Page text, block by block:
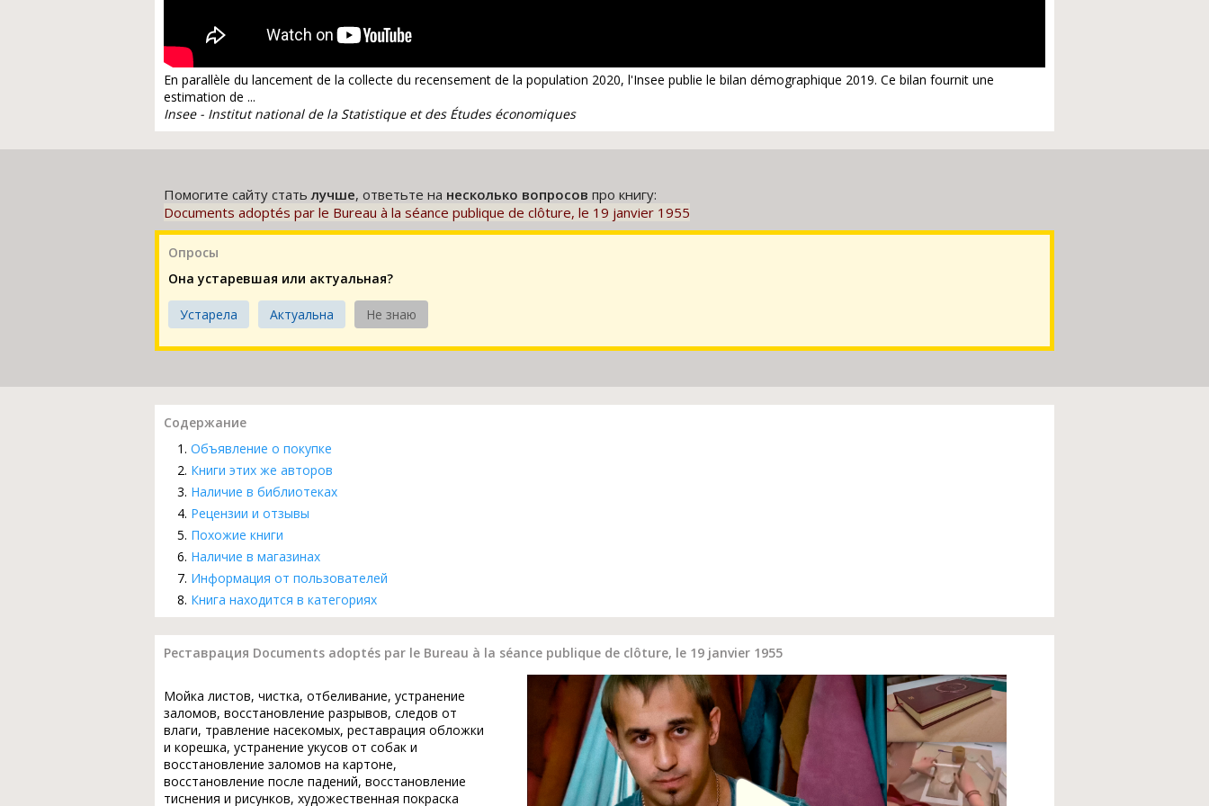
En parallèle du lancement de la collecte du recensement de la population 2020, l'Insee publie le bilan démographique 2019. Ce bilan fournit une
estimation de ...
Insee - Institut national de la Statistique et des Études économiques
Помогите сайту статьлучше, ответьте на несколько вопросов про книгу:
Documents adoptés par le Bureau à la séance publique de clôture, le 19 janvier 1955
Опросы
Она устаревшая или актуальная?
Устарела Актуальна Не знаю
Содержание
Объявление о покупке
Книги этих же авторов
Наличие в библиотеках
Рецензии и отзывы
Похожие книги
Наличие в магазинах
Информация от пользователей
Книга находится в категориях
Реставрация Documents adoptés par le Bureau à la séance publique de clôture, le 19 janvier 1955
Мойка листов, чистка, отбеливание, устранение
заломов, восстановление разрывов, следов от
влаги, травление насекомых, реставрация обложки
и корешка, устранение укусов от собак и
восстановление заломов на картоне,
восстановление после падений, восстановление
тиснения и рисунков, художественная покраска